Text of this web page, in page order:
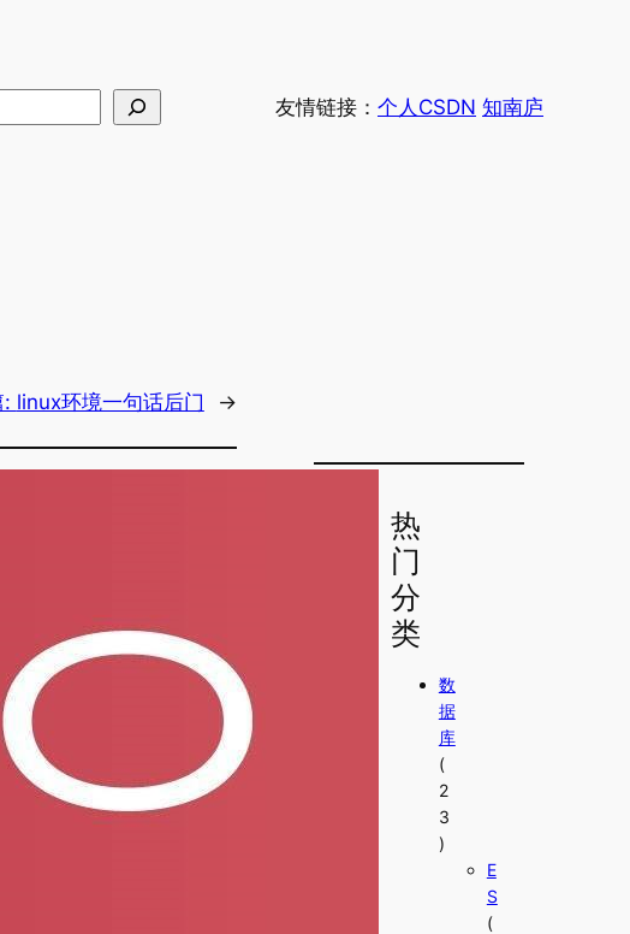
友情链接： 个人CSDN 知南庐
: linux环境一句话后门 →
热
门
分
类
数
据
库
(
2
3
)
E
S
(